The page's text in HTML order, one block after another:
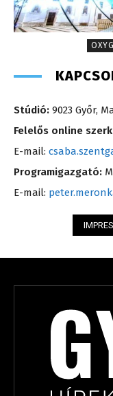
Stúdió: 9023 Győr,
Felelős online
E-mail:
Programigazgató:
E-mail: